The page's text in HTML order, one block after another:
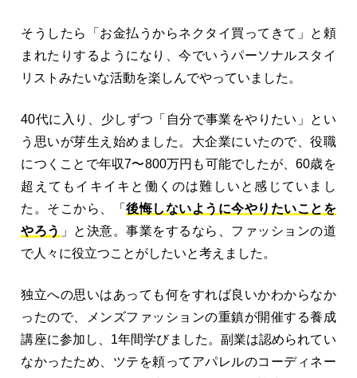
そうしたら「お金払うからネクタイ買ってきて」と頼
まれたりするようになり、今でいうパーソナルスタイ
リストみたいな活動を楽しんでやっていました。
40代に入り、少しずつ「自分で事業をやりたい」とい
う思いが芽生え始めました。大企業にいたので、役職
につくことで年収7〜800万円も可能でしたが、60歳を
超えてもイキイキと働くのは難しいと感じていまし
た。そこから、「後悔しないように今やりたいことを
やろう 」と決意。事業をするなら、ファッションの道
で人々に役立つことがしたいと考えました。
独立への思いはあっても何をすれば良いかわからなか
ったので、メンズファッションの重鎮が開催する養成
講座に参加し、1年間学びました。副業は認められてい
なかったため、ツテを頼ってアパレルのコーディネー